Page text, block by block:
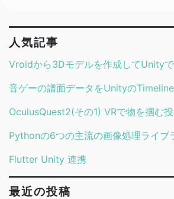
人気記事
Vroidから3Dモデルを作成してUnity
音ゲーの譜面データをUnityの
OculusQuest2(その1) VRで物を掴む
Pythonの6つの主流の画像処理ライブ
Flutter Unity 連携
最近の投稿